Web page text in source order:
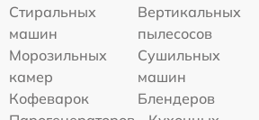
Стиральных
машин
Вертикальных
пылесосов
Морозильных
камер
Сушильных
машин
Кофеварок
Блендеров